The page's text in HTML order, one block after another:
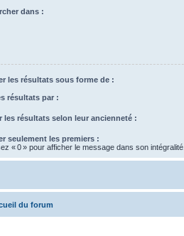
dans :
les résultats sous forme de :
résultats par :
les résultats selon leur ancienneté :
seulement les premiers :
« 0 » pour afficher le message dans son intégralité.
du forum